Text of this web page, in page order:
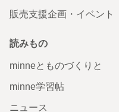
販売支援企画・イベント
読みもの
minneとものづくりと
minne学習帖
ニュース